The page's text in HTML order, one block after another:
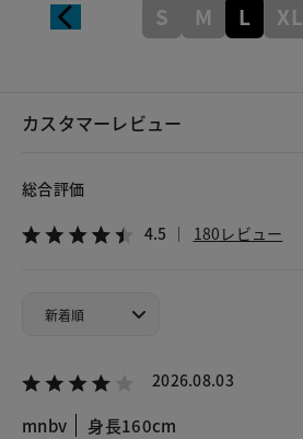
S M L XL
カスタマーレビュー
総合評価
4.5 180レビュー
2026.08.03
mnbv 身長160cm